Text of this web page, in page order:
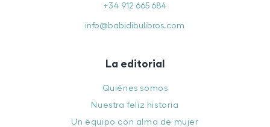
+34 912 665 684
info@babidibulibros.com
La editorial
Quiénes somos
Nuestra feliz historia
Un equipo con alma de mujer